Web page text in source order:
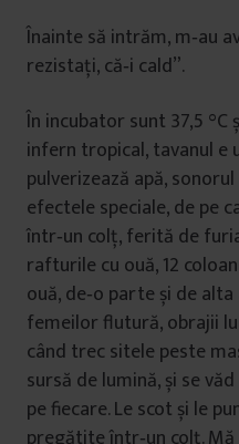
Înainte să intrăm, m‑au
rezistați, că‑i cald”.
În incubator sunt 37,5 °C
infern tropical, tavanul e
pulverizează apă,
efectele speciale, de pe
într‑un colț, ferită de
rafturile cu ouă, 12
ouă, de‑o parte și de
femeilor flutură, obrajii
când trec sitele peste
sursă de lumină, și se
pe fiecare. Le scot și le